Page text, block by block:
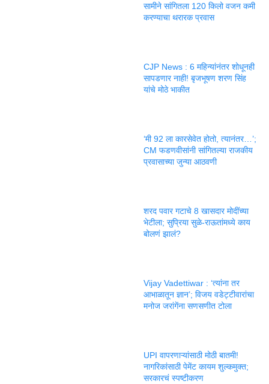
सामीने सांगितला 120 किलो वजन कमी
करण्याचा थरारक प्रवास
CJP News : 6 महिन्यांनंतर शोधूनही
सापडणार नाही! बृजभूषण शरण सिंह
यांचे मोठे भाकीत
‘मी 92 ला कारसेवेत होतो, त्यानंतर…’;
CM फडणवीसांनी सांगितल्या राजकीय
प्रवासाच्या जुन्या आठवणी
शरद पवार गटाचे 8 खासदार मोदींच्या
भेटीला; सुप्रिया सुळे-राऊतांमध्ये काय
बोलणं झालं?
Vijay Vadettiwar : ‘त्यांना तर
आभाळातून ज्ञान’; विजय वडेट्टीवारांचा
मनोज जरांगेंना सणसणीत टोला
UPI वापरणाऱ्यांसाठी मोठी बातमी!
नागरिकांसाठी पेमेंट कायम शुल्कमुक्त;
सरकारचं स्पष्टीकरण